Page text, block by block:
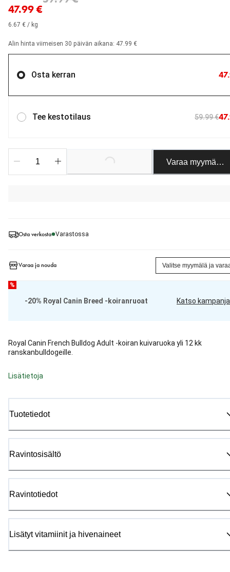
Osta verkosta Varastossa
Varaa ja nouda Valitse myymälä ja
%
-20% Royal Canin Breed -koiranruoat Katso kampanja
Royal Canin French Bulldog Adult -koiran kuivaruoka yli 12 kk
ranskanbulldogeille.
Lisätietoja
Tuotetiedot
Ravintosisältö
Ravintotiedot
Lisätyt vitamiinit ja hivenaineet
47.99 €
6.67 € / kg
Alin hinta viimeisen 30 päivän aikana: 47.99 €
Osta kerran
Tee kestotilaus 59.99 €
Loading... Varaa